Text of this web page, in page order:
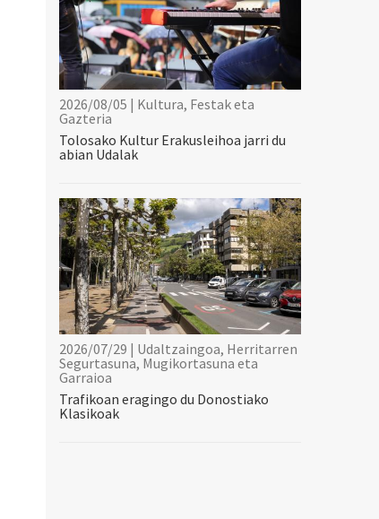
2026/08/05 | Kultura, Festak eta
Gazteria
Tolosako Kultur Erakusleihoa jarri du
abian Udalak
2026/07/29 | Udaltzaingoa, Herritarren
Segurtasuna, Mugikortasuna eta
Garraioa
Trafikoan eragingo du Donostiako
Klasikoak